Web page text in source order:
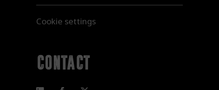
Cookie settings
contact